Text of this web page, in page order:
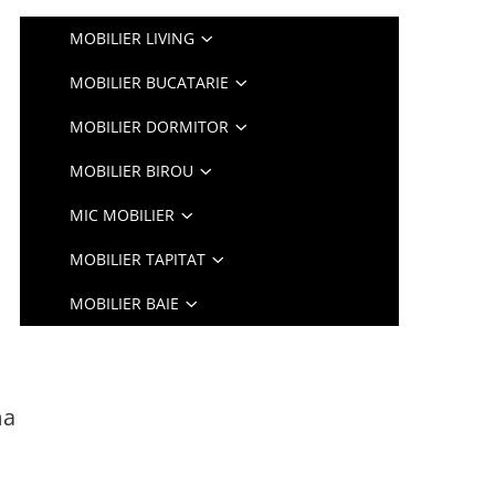
MOBILIER LIVING
MOBILIER BUCATARIE
MOBILIER DORMITOR
MOBILIER BIROU
MIC MOBILIER
MOBILIER TAPITAT
MOBILIER BAIE